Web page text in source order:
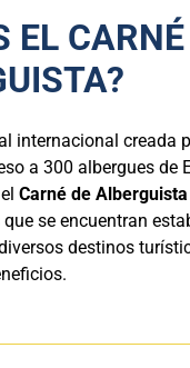
EL
internacional creada
a 300 albergues de
Carné de Alberguista
se encuentran
destinos